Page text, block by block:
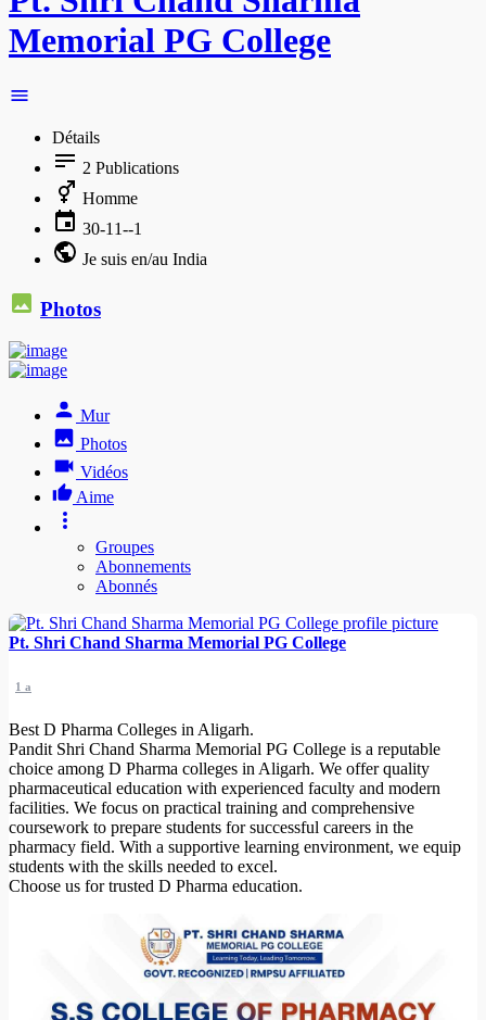
Memorial PG College
Détails
2 Publications
Homme
30-11--1
Je suis en/au India
Photos
Mur
Photos
Vidéos
Aime
Groupes
Abonnements
Abonnés
Pt. Shri Chand Sharma Memorial PG College
1 a
Best D Pharma Colleges in Aligarh.
Pandit Shri Chand Sharma Memorial PG College is a reputable
choice among D Pharma colleges in Aligarh. We offer quality
pharmaceutical education with experienced faculty and modern
facilities. We focus on practical training and comprehensive
coursework to prepare students for successful careers in the
pharmacy field. With a supportive learning environment, we equip
students with the skills needed to excel.
Choose us for trusted D Pharma education.